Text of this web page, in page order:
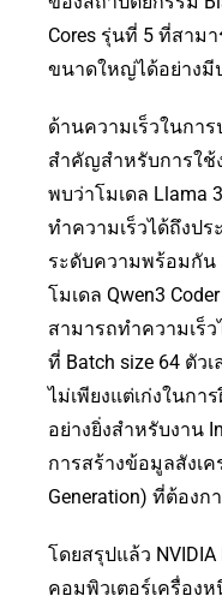
Cores รุ่นที่ 5 ที่สาม
ขนาดใหญ่ได้อย่างมี
ด้านความเร็วในการ
สำคัญสำหรับการใช้
พบว่าโมเดล Llama
ทำความเร็วได้ถึงป
ระดับความพร้อมกัน
โมเดล Qwen3
สามารถทำความเร็
ที่ Batch size 64 ตัว
ไม่เพียงแต่เก่งในกา
อย่างยิ่งสำหรับงาน
การสร้างข้อมูลสังเค
Generation) ที่ต้องก
โดยสรุปแล้ว NVIDIA
คอมพิวเตอร์เครื่อง